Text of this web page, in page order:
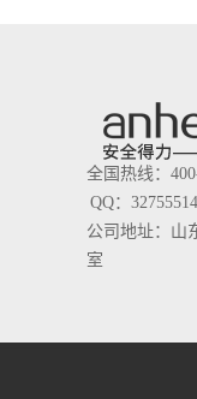
全国热线：
QQ：
公司地址：山
室